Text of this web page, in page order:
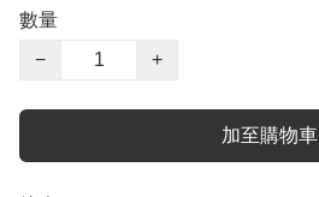
數量
−
+
加至購物車